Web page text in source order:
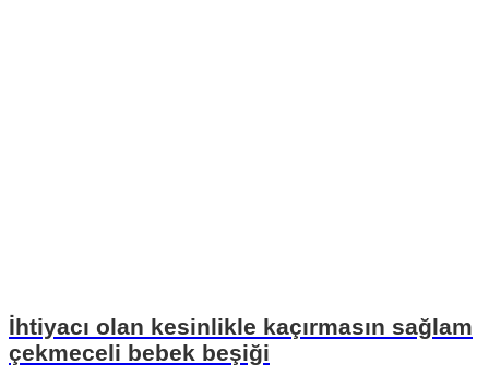
İhtiyacı olan kesinlikle kaçırmasın sağlam
çekmeceli bebek beşiği